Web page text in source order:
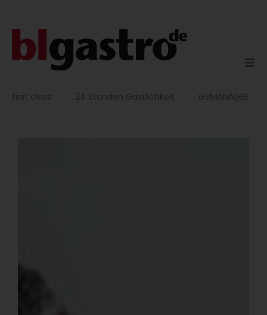
first class 24 Stunden Gastlichkeit GVMANAGER